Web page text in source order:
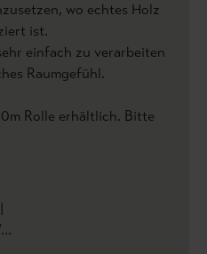
wo echtes Holz
ist.
einfach zu verarbeiten
Raumgefühl.
Rolle erhältlich. Bitte